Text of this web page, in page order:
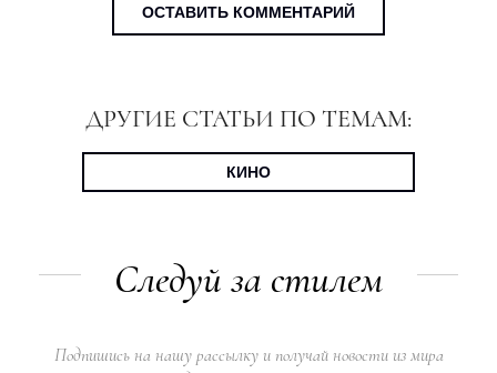
ОСТАВИТЬ КОММЕНТАРИЙ
ДРУГИЕ СТАТЬИ ПО ТЕМАМ:
КИНО
Следуй за стилем
Подпишись на нашу рассылку и получай новости из мира